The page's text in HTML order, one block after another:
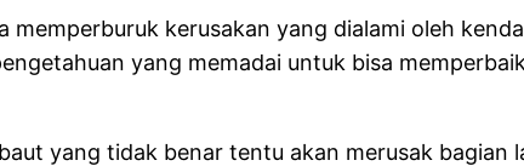
kerusakan yang dialami oleh
yang memadai untuk bisa
yang tidak benar tentu akan merusak bagian